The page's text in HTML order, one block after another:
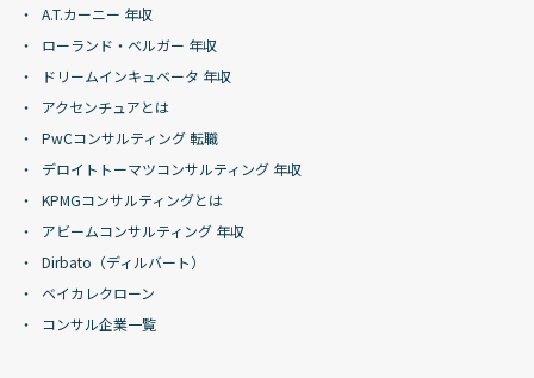
A.T.カーニー 年収
ローランド・ベルガー 年収
ドリームインキュベータ 年収
アクセンチュアとは
PwCコンサルティング 転職
デロイトトーマツコンサルティング 年収
KPMGコンサルティングとは
アビームコンサルティング 年収
Dirbato（ディルバート）
ベイカレクローン
コンサル企業一覧